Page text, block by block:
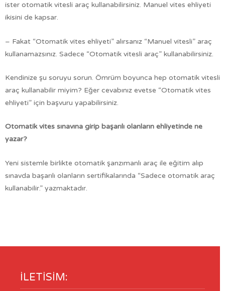
ister otomatik vitesli araç kullanabilirsiniz. Manuel vites ehliyeti
ikisini de kapsar.
– Fakat “Otomatik vites ehliyeti” alırsanız “Manuel vitesli” araç
kullanamazsınız. Sadece “Otomatik vitesli araç” kullanabilirsiniz.
Kendinize şu soruyu sorun. Ömrüm boyunca hep otomatik vitesli
araç kullanabilir miyim? Eğer cevabınız evetse “Otomatik vites
ehliyeti” için başvuru yapabilirsiniz.
Otomatik vites sınavına girip başarılı olanların ehliyetinde ne
yazar?
Yeni sistemle birlikte otomatik şanzımanlı araç ile eğitim alıp
sınavda başarılı olanların sertifikalarında “Sadece otomatik araç
kullanabilir.” yazmaktadır.
ILETISIM: